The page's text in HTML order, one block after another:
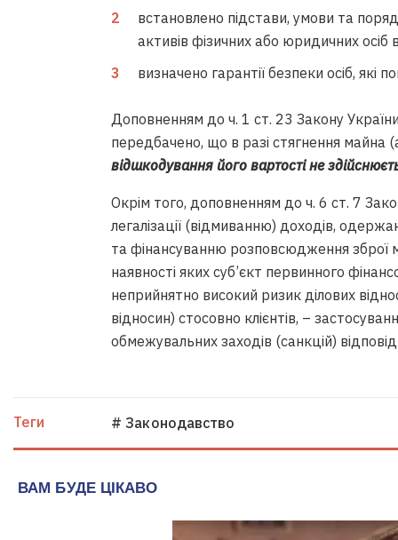
встановлено підстави, умови та
активів фізичних або юридичних
визначено гарантії безпеки осіб, які
Доповненням до ч. 1 ст. 23 Закону
передбачено, що в разі стягнення майна
відшкодування його вартості не
Окрім того, доповненням до ч. 6 ст. 7
легалізації (відмиванню) доходів,
та фінансуванню розповсюдження зброї
наявності яких суб’єкт первинного
неприйнятно високий ризик ділових
відносин) стосовно клієнтів, –
обмежувальних заходів (санкцій)
Теги # Законодавство